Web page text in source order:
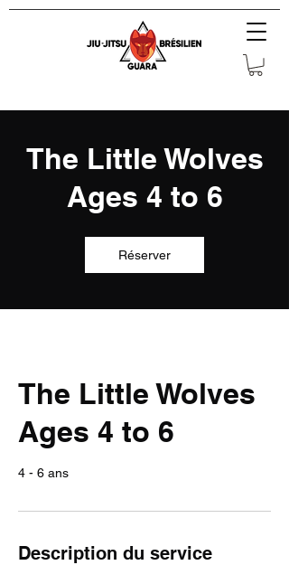
The Little Wolves
Ages 4 to 6
Réserver
The Little Wolves
Ages 4 to 6
4 - 6 ans
Description du service